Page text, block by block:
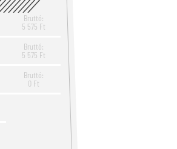
Bruttó:
5 575 Ft
Bruttó:
5 575 Ft
Bruttó:
0 Ft